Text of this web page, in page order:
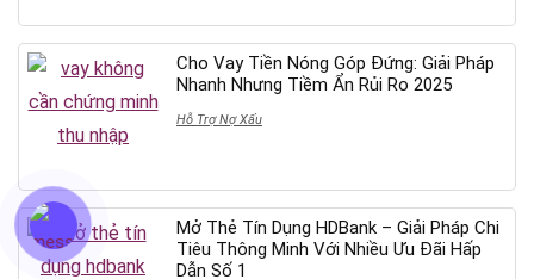
Cho Vay Tiền Nóng Góp Đứng: Giải Pháp
Nhanh Nhưng Tiềm Ẩn Rủi Ro 2025
Hỗ Trợ Nợ Xấu
Mở Thẻ Tín Dụng HDBank – Giải Pháp Chi
Tiêu Thông Minh Với Nhiều Ưu Đãi Hấp
Dẫn Số 1